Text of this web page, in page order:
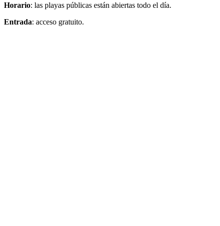
Horario: las playas públicas están abiertas todo el día.
Entrada: acceso gratuito.